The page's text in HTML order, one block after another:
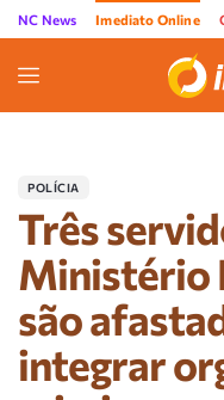
NC News Imediato Online
POLÍCIA
Três
Ministério
são
integrar